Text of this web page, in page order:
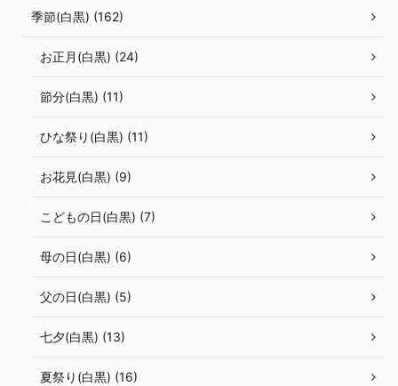
季節(白黒) (162)
お正月(白黒) (24)
節分(白黒) (11)
ひな祭り(白黒) (11)
お花見(白黒) (9)
こどもの日(白黒) (7)
母の日(白黒) (6)
父の日(白黒) (5)
七夕(白黒) (13)
夏祭り(白黒) (16)